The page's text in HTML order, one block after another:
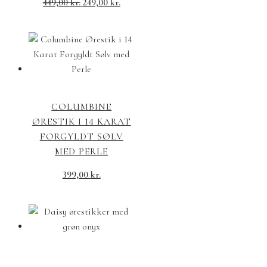
var:
449,00 kr..
er:
249,00 kr..
COLUMBINE
ØRESTIK I 14 KARAT
FORGYLDT SØLV
MED PERLE
399,00 kr.